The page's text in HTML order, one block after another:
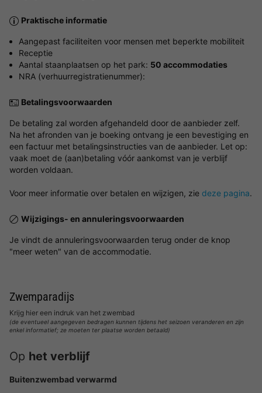
Praktische informatie
Aangepast faciliteiten voor mensen met beperkte mobiliteit
Receptie
Aantal staanplaatsen op het park: 50 accommodaties
NRA (verhuurregistratienummer):
Betalingsvoorwaarden
De betaling zal worden afgehandeld door de aanbieder zelf.
Na het afronden van je boeking ontvang je een bevestiging en
een factuur met betalingsinstructies van de aanbieder. Let op:
vaak moet de (aan)betaling vóór aankomst van je verblijf
worden voldaan.
Voor meer informatie over betalen en wijzigen, zie deze pagina.
Wijzigings- en annuleringsvoorwaarden
Je vindt de annuleringsvoorwaarden terug onder de knop
"meer weten" van de accommodatie.
Zwemparadijs
Krijg hier een indruk van het zwembad
(de eventueel aangegeven bedragen kunnen tijdens het seizoen veranderen en zijn
enkel informatief; ze moeten ter plaatse worden betaald)
Op het verblijf
Buitenzwembad verwarmd